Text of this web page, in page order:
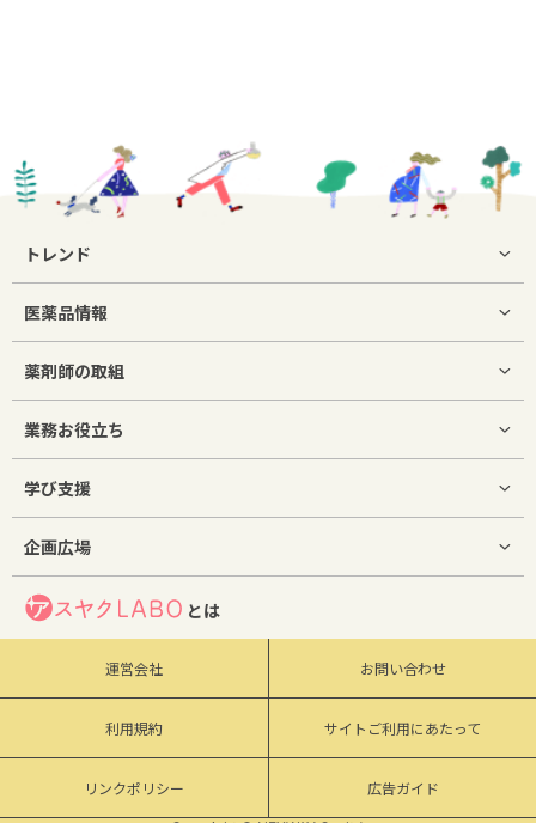
トレンド
医薬品情報
薬剤師の取組
業務お役立ち
学び支援
企画広場
とは
運営会社 お問い合わせ
利用規約 サイトご利用にあたって
リンクポリシー 広告ガイド